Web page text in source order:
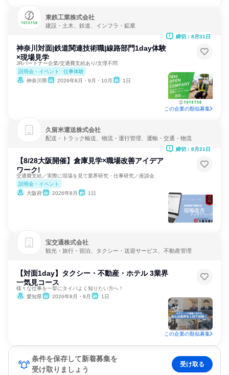
東鉄工業株式会社
建設・土木、鉄道、インフラ・鉱業
神奈川対面|鉄道関連技術職|線路部門1day体験
×現場見学
JRパートナー企業/交通費支給あり/文理不問
説明会・イベント
仕事体験
神奈川県
2026年8月・9月・10月 1日
締切：8月31日
この企業の類似募集
久留米運送株式会社
配送・トラック輸送、物流・運行管理、運輸・交通・物流
【8/28大阪開催】倉庫見学×職場改善アイデア
ワーク!
交通費支給／実際に現場を見て業界研究・仕事研究／座談会
説明会・イベント
大阪府
2026年8月 1日
締切：8月21日
宝交通株式会社
観光・旅行・宿泊、タクシー・送迎サービス、不動産管理
【対面1day】タクシー・不動産・ホテル 3業界
一気見コース
様々な仕事を一挙にタイパよく知りたい方へ！
愛知県
2026年8月・9月 1日
この企業の類似募集
条件を保存して新着募集を
受け取りましょう
受け取る